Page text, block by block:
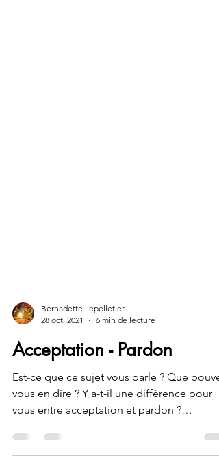
28 oct. 2021
6 min de lecture
Acceptation - Pardon
Est-ce que ce sujet vous parle ? Que
vous en dire ? Y a-t-il une différence pour
vous entre acceptation et pardon ?